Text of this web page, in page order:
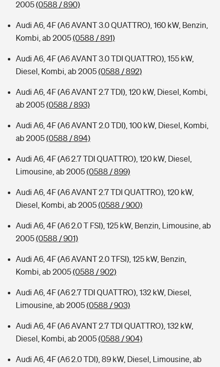
2005(0588 / 890)
Audi A6, 4F (A6 AVANT 3.0 QUATTRO), 160 kW, Benzin,
Kombi, ab 2005(0588 / 891)
Audi A6, 4F (A6 AVANT 3.0 TDI QUATTRO), 155 kW,
Diesel, Kombi, ab 2005(0588 / 892)
Audi A6, 4F (A6 AVANT 2.7 TDI), 120 kW, Diesel, Kombi,
ab 2005(0588 / 893)
Audi A6, 4F (A6 AVANT 2.0 TDI), 100 kW, Diesel, Kombi,
ab 2005(0588 / 894)
Audi A6, 4F (A6 2.7 TDI QUATTRO), 120 kW, Diesel,
Limousine, ab 2005(0588 / 899)
Audi A6, 4F (A6 AVANT 2.7 TDI QUATTRO), 120 kW,
Diesel, Kombi, ab 2005(0588 / 900)
Audi A6, 4F (A6 2.0 T FSI), 125 kW, Benzin, Limousine, ab
2005(0588 / 901)
Audi A6, 4F (A6 AVANT 2.0 TFSI), 125 kW, Benzin,
Kombi, ab 2005(0588 / 902)
Audi A6, 4F (A6 2.7 TDI QUATTRO), 132 kW, Diesel,
Limousine, ab 2005(0588 / 903)
Audi A6, 4F (A6 AVANT 2.7 TDI QUATTRO), 132 kW,
Diesel, Kombi, ab 2005(0588 / 904)
Audi A6, 4F (A6 2.0 TDI), 89 kW, Diesel, Limousine, ab